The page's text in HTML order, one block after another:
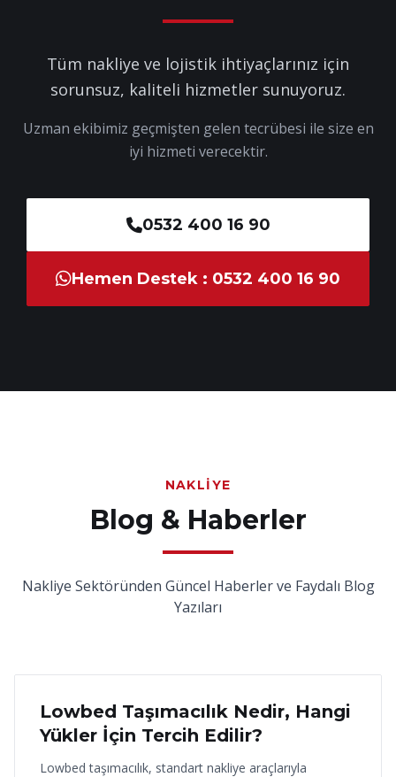
Tüm nakliye ve lojistik ihtiyaçlarınız için
sorunsuz, kaliteli hizmetler sunuyoruz.
Uzman ekibimiz geçmişten gelen tecrübesi ile size en
iyi hizmeti verecektir.
0532 400 16 90
Hemen Destek : 0532 400 16 90
NAKLIYE
Blog & Haberler
Nakliye Sektöründen Güncel Haberler ve Faydalı Blog
Yazıları
18 Haziran 2026
Lowbed Taşımacılık Nedir, Hangi
Yükler İçin Tercih Edilir?
Lowbed taşımacılık, standart nakliye araçlarıyla